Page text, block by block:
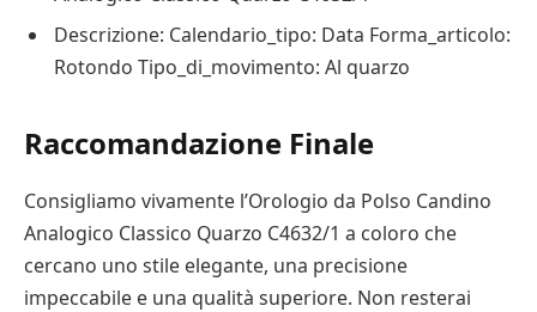
Descrizione: Calendario_tipo: Data Forma_articolo:
Rotondo Tipo_di_movimento: Al quarzo
Raccomandazione Finale
Consigliamo vivamente l’Orologio da Polso Candino
Analogico Classico Quarzo C4632/1 a coloro che
cercano uno stile elegante, una precisione
impeccabile e una qualità superiore. Non resterai